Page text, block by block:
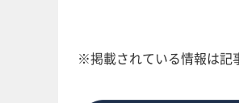
※掲載されている情報は記